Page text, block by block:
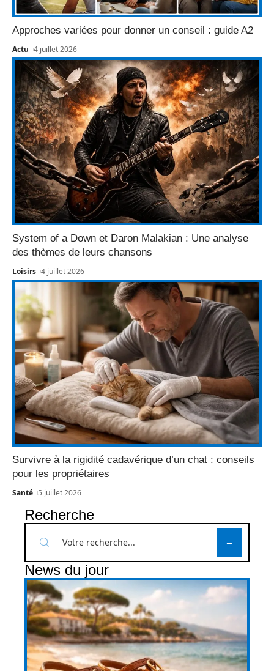
Approches variées pour donner un conseil : guide A2
Actu 4 juillet 2026
System of a Down et Daron Malakian : Une analyse
des thèmes de leurs chansons
Loisirs 4 juillet 2026
Survivre à la rigidité cadavérique d’un chat : conseils
pour les propriétaires
Santé 5 juillet 2026
Recherche
News du jour